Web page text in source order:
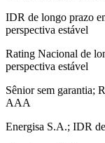
IDR de longo prazo
perspectiva estável
Rating Nacional de
perspectiva estável
Sênior sem garantia;
AAA
Energisa S.A.; IDR